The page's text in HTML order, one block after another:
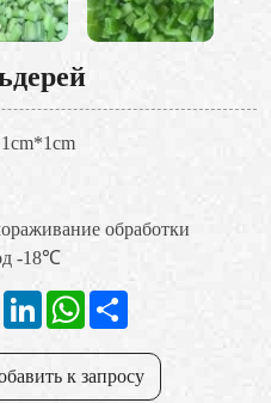
обработки
-18℃
TwitterLinkedInWhatsApp
к запросу